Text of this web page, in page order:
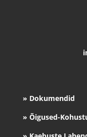
» Dokumendid
» Õigused-